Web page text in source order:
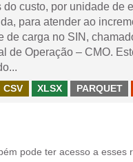
do custo, por unidade de
para atender ao
de carga no SIN,
de Operação – CMO.
CSV XLSX PARQUET
pode ter acesso a esses